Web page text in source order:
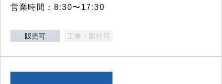
営業時間：8:30〜17:30
販売可 工事・取付可